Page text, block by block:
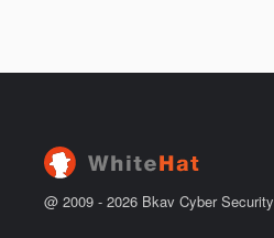
@ 2009 - 2026 Bkav Cyber Security